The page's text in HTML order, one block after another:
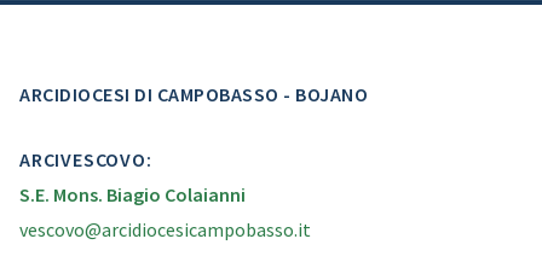
ARCIDIOCESI DI CAMPOBASSO - BOJANO
ARCIVESCOVO:
S.E. Mons. Biagio Colaianni
vescovo@arcidiocesicampobasso.it